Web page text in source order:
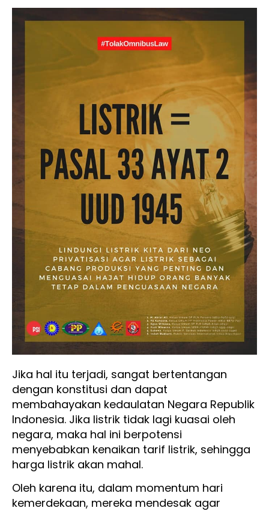
Jika hal itu terjadi, sangat bertentangan
dengan konstitusi dan dapat
membahayakan kedaulatan Negara Republik
Indonesia. Jika listrik tidak lagi kuasai oleh
negara, maka hal ini berpotensi
menyebabkan kenaikan tarif listrik, sehingga
harga listrik akan mahal.
Oleh karena itu, dalam momentum hari
kemerdekaan, mereka mendesak agar